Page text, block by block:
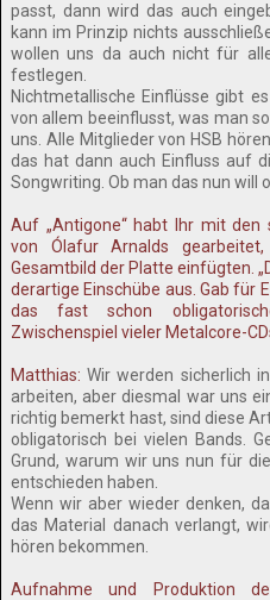
passt, dann wird das auch
kann im Prinzip nichts
wollen uns da auch nicht für
festlegen.
Nichtmetallische Einflüsse gibt
von allem beeinflusst, was man
uns. Alle Mitglieder von HSB
das hat dann auch Einfluss auf
Songwriting. Ob man das nun will
Auf „Antigone“ habt Ihr mit den
von Ólafur Arnalds
Gesamtbild der Platte einfügten.
derartige Einschübe aus. Gab für
das fast schon
Zwischenspiel vieler Metalcore-
Matthias: Wir werden sicherlich
arbeiten, aber diesmal war uns
richtig bemerkt hast, sind diese
obligatorisch bei vielen Bands.
Grund, warum wir uns nun für
entschieden haben.
Wenn wir aber wieder denken,
das Material danach verlangt,
hören bekommen.
Aufnahme und Produktion